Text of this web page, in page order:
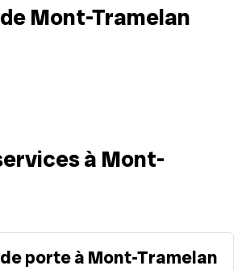
Mont-Tramelan
à Mont-
porte à Mont-Tramelan